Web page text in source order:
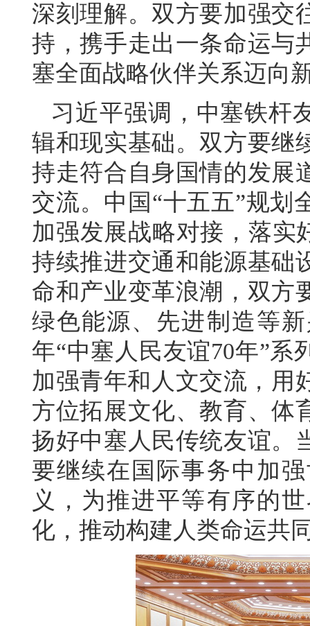
深刻理解。双方要加强交
持，携手走出一条命运与
塞全面战略伙伴关系迈向
习近平强调，中塞铁杆
辑和现实基础。双方要继
持走符合自身国情的发展
交流。中国“十五五”规划
加强发展战略对接，落实
持续推进交通和能源基础
命和产业变革浪潮，双方
绿色能源、先进制造等
年“中塞人民友谊70年”系
加强青年和人文交流，用
方位拓展文化、教育、体
扬好中塞人民传统友谊。
要继续在国际事务中加
义，为推进平等有序的
化，推动构建人类命运共